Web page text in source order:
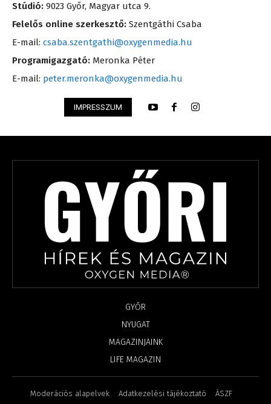
Stúdió: 9023 Győr, Magyar utca 9.
Felelős online szerkesztő: Szentgáthi Csaba
E-mail: csaba.szentgathi@oxygenmedia.hu
Programigazgató: Meronka Péter
E-mail: peter.meronka@oxygenmedia.hu
IMPRESSZUM
GYŐR
NYUGAT
MAGAZINJAINK
LIFE MAGAZIN
Moderációs alapelvek Adatkezelési tájékoztató ÁSZF